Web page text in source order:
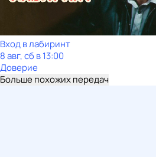
Вход в лабиринт
8 авг, сб в 13:00
Доверие
Больше похожих передач